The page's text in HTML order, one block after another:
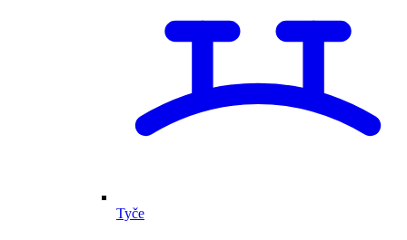
Tyče